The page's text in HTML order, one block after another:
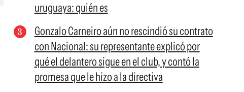
uruguaya: quién es
Gonzalo Carneiro aún no rescindió su contrato
con Nacional: su representante explicó por
qué el delantero sigue en el club, y contó la
promesa que le hizo a la directiva